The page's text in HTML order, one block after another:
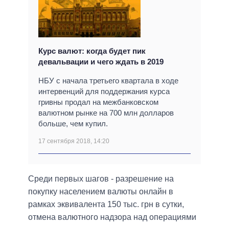
Курс валют: когда будет пик
девальвации и чего ждать в 2019
НБУ с начала третьего квартала в ходе
интервенций для поддержания курса
гривны продал на межбанковском
валютном рынке на 700 млн долларов
больше, чем купил.
17 сентября 2018, 14:20
Среди первых шагов - разрешение на
покупку населением валюты онлайн в
рамках эквивалента 150 тыс. грн в сутки,
отмена валютного надзора над операциями